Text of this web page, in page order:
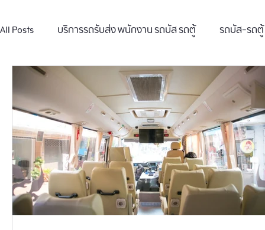
All Posts บริการรถรับส่ง พนักงาน รถบัส รถตู้ รถบัส-รถ
ผลงานเช่ารถบัส 40 ที่นั่ง